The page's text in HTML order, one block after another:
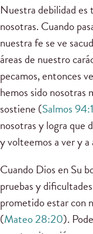
Nuestra debilidad es
nosotras. Cuando
nuestra fe se ve
áreas de nuestro
pecamos, entonces
hemos sido nosotras
sostiene (Salmos
nosotras y logra que
y volteemos a ver y
Cuando Dios en Su
pruebas y
prometido estar con
(Mateo 28:20).